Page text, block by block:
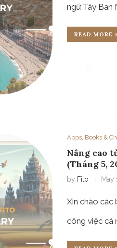
ngữ Tây Ban
READ MORE
Apps, Books &
Nâng cao
(Tháng 5,
by Fito May
Xin chào các
công việc cá